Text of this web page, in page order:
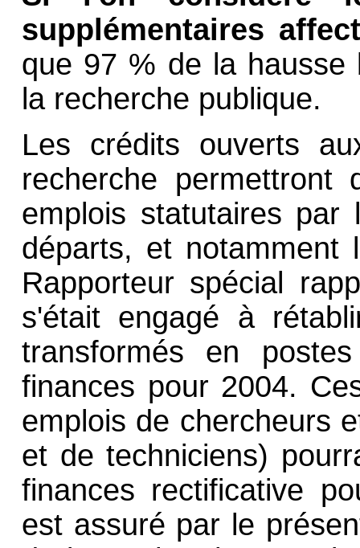
supplémentaires
que 97 % de la hausse
la recherche publique.
Les crédits ouverts
recherche permettront
emplois statutaires
départs, et notamment
Rapporteur spécial
s'était engagé à
transformés en
finances pour 2004.
emplois de chercheurs
et de techniciens)
finances rectificative
est assuré par le